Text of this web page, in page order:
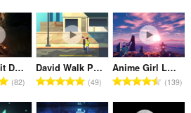
ค
ะ
แ
น
น
ว
น
ค
ะ
แ
น
น
ว
น
ค
ะ
แ
น
น
Moe Khajit Dovahkiin (SkyrimWallpaper)
จำ
ว
82
David Walk Pixelated
จำ
ว
49
Anime Girl Looking At Sunset
จำ139